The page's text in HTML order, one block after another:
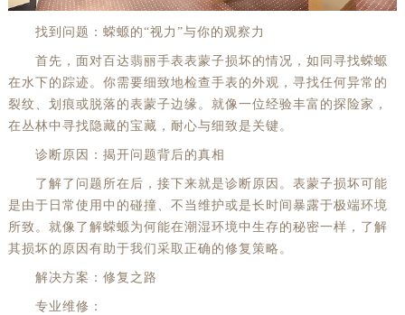
找到问题：蝾螈的“视力”与你的观察力
首先，面对百达翡丽手表表蒙子损坏的情况，如同寻找蝾螈
在水下的踪迹。你需要细致地检查手表的外观，寻找任何异常的
裂纹、划痕或脱落的表蒙子边缘。就像一位经验丰富的探险家，
在丛林中寻找隐藏的宝藏，耐心与细致是关键。
诊断原因：揭开问题背后的真相
了解了问题所在后，接下来就是诊断原因。表蒙子损坏可能
是由于日常使用中的碰撞、不当维护或是长时间暴露于极端环境
所致。就像了解蝾螈为何能在潮湿环境中生存的秘密一样，了解
其损坏的原因有助于我们采取正确的修复策略。
解决方案：修复之路
专业维修：